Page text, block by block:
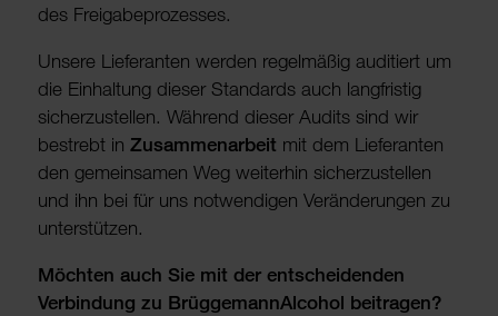
des Frei­ga­be­pro­zesses.
Unsere Liefe­ranten werden regel­mäßig audi­tiert um
die Einhal­tung dieser Stan­dards auch lang­fristig
sicher­zu­stellen. Während dieser Audits sind wir
bestrebt in Zusam­me­n­a­r­beit mit dem Liefe­ranten
den gemein­samen Weg weiterhin sicher­zu­stellen
und ihn bei für uns notwen­digen Verän­de­rungen zu
unter­stützen.
Möchten auch Sie mit der entschei­denden
Verbin­dung zu Brüggemann­Alcohol beitragen?